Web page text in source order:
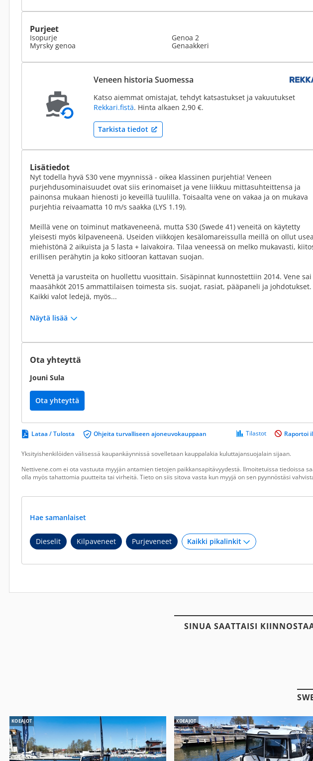
Purjeet
Isopurje
Genoa 2
Myrsky genoa
Genaakkeri
Veneen historia Suomessa
Katso aiemmat omistajat, tehdyt katsastukset ja vakuutukset
Rekkari.fistä. Hinta alkaen 2,90 €.
Tarkista tiedot
Lisätiedot
Nyt todella hyvä S30 vene myynnissä - oikea klassinen purjehtia! Veneen
purjehdusominaisuudet ovat siis erinomaiset ja vene liikkuu mittasuhteittensa ja
painonsa mukaan hienosti jo keveillä tuulilla. Toisaalta vene on vakaa ja on mukava
purjehtia reivaamatta 10 m/s saakka (LYS 1.19).
Meillä vene on toiminut matkaveneenä, mutta S30 (Swede 41) veneitä on käytetty
yleisesti myös kilpaveneenä. Useiden viikkojen kesälomareissulla meillä on ollut
miehistönä 2 aikuista ja 5 lasta + laivakoira. Tilaa veneessä on melko mukavasti,
erillisen perähytin ja koko sitlooran kattavan suojan.
Venettä ja varusteita on huollettu vuosittain. Sisäpinnat kunnostettiin 2014. Vene sai
maasähköt 2015 ammattilaisen toimesta sis. suojat, rasiat, pääpaneli ja johdotukset.
Kaikki valot ledejä, myös...
Näytä lisää
Ota yhteyttä
Jouni Sula
Ota yhteyttä
Lataa / Tulosta Ohjeita turvalliseen ajoneuvokauppaan Tilastot Raportoi
Yksityishenkilöiden välisessä kaupankäynnissä sovelletaan kauppalakia kuluttajansuojalain sijaan.
Nettivene.com ei ota vastuuta myyjän antamien tietojen paikkansapitävyydestä. Ilmoitetuissa tiedoissa
olla myös tahattomia puutteita tai virheitä. Tieto on siis sitova vasta kun myyjä on sen pyynnöstäsi
Hae samanlaiset
Dieselit Kilpaveneet Purjeveneet
SINUA SAATTAISI
KOEAJOT KOEAJOT